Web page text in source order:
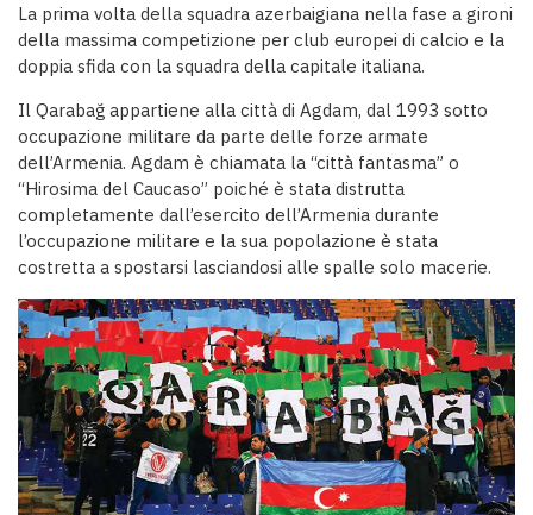
La prima volta della squadra azerbaigiana nella fase a gironi
della massima competizione per club europei di calcio e la
doppia sfida con la squadra della capitale italiana.
Il Qarabağ appartiene alla città di Agdam, dal 1993 sotto
occupazione militare da parte delle forze armate
dell’Armenia. Agdam è chiamata la “città fantasma” o
“Hirosima del Caucaso” poiché è stata distrutta
completamente dall’esercito dell’Armenia durante
l’occupazione militare e la sua popolazione è stata
costretta a spostarsi lasciandosi alle spalle solo macerie.